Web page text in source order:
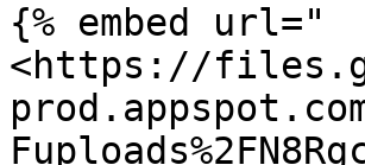
{% embed url="
<https://